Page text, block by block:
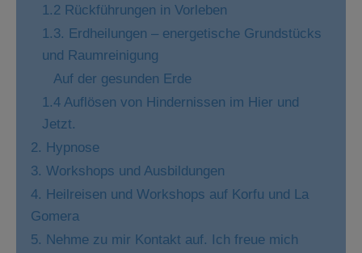
1.2 Rückführungen in Vorleben
1.3. Erdheilungen – energetische Grundstücks
und Raumreinigung
Auf der gesunden Erde
1.4 Auflösen von Hindernissen im Hier und
Jetzt.
2. Hypnose
3. Workshops und Ausbildungen
4. Heilreisen und Workshops auf Korfu und La
Gomera
5. Nehme zu mir Kontakt auf. Ich freue mich